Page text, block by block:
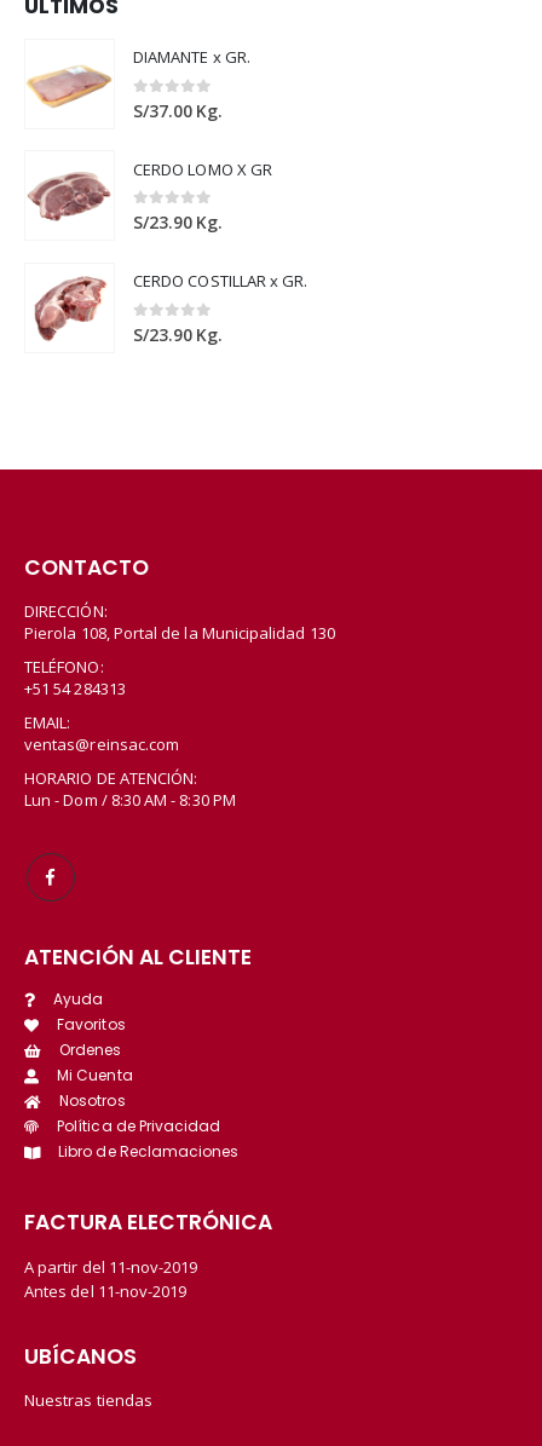
ÚLTIMOS
DIAMANTE x GR.
0out of 5
S/37.00 Kg.
CERDO LOMO X GR
0out of 5
S/23.90 Kg.
CERDO COSTILLAR x GR.
0out of 5
S/23.90 Kg.
CONTACTO
DIRECCIÓN:
Pierola 108, Portal de la Municipalidad 130
TELÉFONO:
+51 54 284313
EMAIL:
ventas@reinsac.com
HORARIO DE ATENCIÓN:
Lun - Dom / 8:30 AM - 8:30 PM
ATENCIÓN AL CLIENTE
Ayuda
Favoritos
Ordenes
Mi Cuenta
Nosotros
Política de Privacidad
Libro de Reclamaciones
FACTURA ELECTRÓNICA
A partir del 11-nov-2019
Antes del 11-nov-2019
UBÍCANOS
Nuestras tiendas